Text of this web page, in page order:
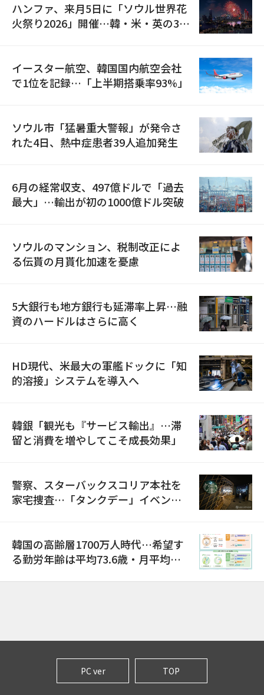
ハンファ、来月5日に「ソウル世界花
火祭り2026」開催…韓・米・英の3カ
イースター航空、韓国国内航空会社
で1位を記録…「上半期搭乗率93%」
ソウル市「猛暑重大警報」が発令さ
れた4日、熱中症患者39人追加発生
6月の経常収支、497億ドルで「過去
最大」…輸出が初の1000億ドル突破
ソウルのマンション、税制改正によ
る伝貰の月貰化加速を憂慮
5大銀行も地方銀行も延滞率上昇…融
資のハードルはさらに高く
HD現代、米最大の軍艦ドックに「知
的溶接」システムを導入へ
韓銀「観光も『サービス輸出』…滞
留と消費を増やしてこそ成長効果」
警察、スターバックスコリア本社を
家宅捜査…「タンクデー」イベント
韓国の高齢層1700万人時代…希望す
る勤労年齢は平均73.6歳・月平均賃
PC ver TOP